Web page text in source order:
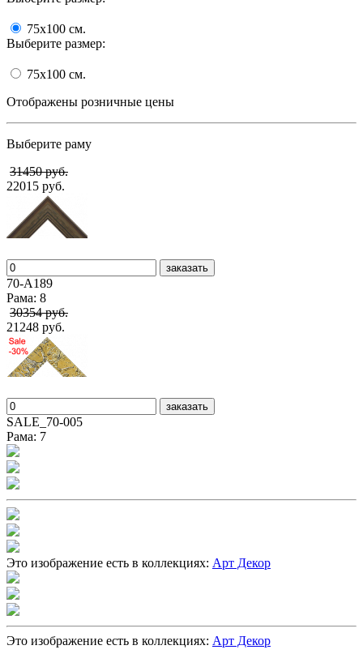
75x100 cм.
Выберите размер:
75x100 cм.
Отображены розничные цены
Выберите раму
31450 руб.
22015 руб.
заказать
70-А189
Рама: 8
30354 руб.
21248 руб.
заказать
SALE_70-005
Рама: 7
Это изображение есть в коллекциях: Арт Декор
Это изображение есть в коллекциях: Арт Декор